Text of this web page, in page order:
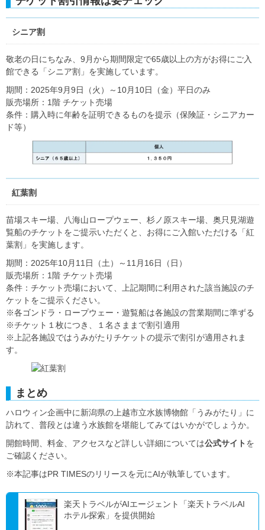
シニア割
敬老の日にちなみ、9月から期間限定で65歳以上の方がお得にご入
館できる「シニア割」を実施しています。
期間：2025年9月9日（火）～10月10日（金）平日のみ
販売場所：1階 チケット売場
条件：購入時に年齢を証明できるものを提示（保険証・シニアカー
ド等）
紅葉割
苗場スキー場、八海山ロープウェー、杉ノ原スキー場、奥只見湖遊
覧船のチケットをご提示いただくと、お得にご入館いただける「紅
葉割」を実施します。
期間：2025年10月11日（土）～11月16日（日）
販売場所：1階 チケット売場
条件：チケット売場において、上記期間に利用された該当施設のチ
ケットをご提示ください。
※各ゴンドラ・ロープウェー・遊覧船は各施設の営業期間に準ずる
※チケット１枚につき、１名さままで割引適用
※上記各施設ではうみがたりチケットの提示で割引が適用されま
す。
まとめ
ハロウィン企画中に新潟県の上越市立水族博物館「うみがたり」に
訪れて、普段とは違う水族館を堪能してみてはいかがでしょうか。
開館時間、料金、アクセスなど詳しい詳細については公式サイト を
ご確認ください。
※本記事はPR TIMESのリリースを元にAIが執筆しています。
楽天トラベルがAIエージェント「楽天トラベルAI
ホテル探索」を提供開始